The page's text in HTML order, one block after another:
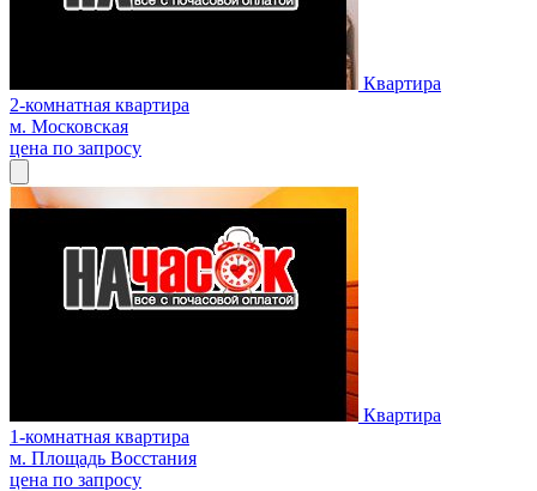
Квартира
2-комнатная квартира
м. Московская
цена по запросу
Квартира
1-комнатная квартира
м. Площадь Восстания
цена по запросу